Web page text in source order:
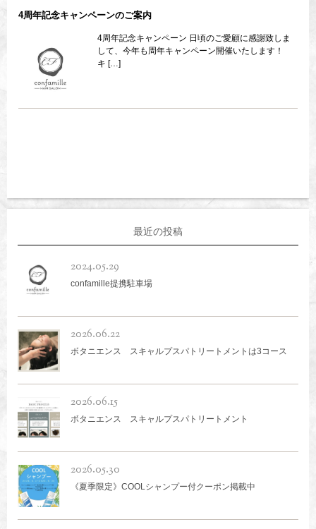
4周年記念キャンペーンのご案内
4周年記念キャンペーン 日頃のご愛顧に感謝致しま
して、今年も周年キャンペーン開催いたします！
キ […]
最近の投稿
2024.05.29
confamille提携駐車場
2026.06.22
ボタニエンス スキャルプスパトリートメントは3コース
2026.06.15
ボタニエンス スキャルプスパトリートメント
2026.05.30
《夏季限定》COOLシャンプー付クーポン掲載中